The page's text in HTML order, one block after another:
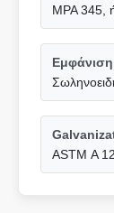
MPA 345,
ASTM Α